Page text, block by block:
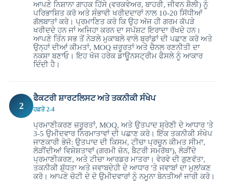
ਆਪਣੇ ਨਿਸ਼ਾਨਾ ਗਾਹਕ ਹਿੱਸੇ (ਵਰਕਵੇਅਰ, ਬਾਹਰੀ, ਜੀਵਨ ਸ਼ੈਲੀ) ਨੂੰ
ਪਰਿਭਾਸ਼ਿਤ ਕਰੋ ਅਤੇ ਸੰਭਾਵੀ ਖਰੀਦਦਾਰਾਂ ਨਾਲ 10-20 ਸਿੱਧੀਆਂ
ਗੱਲਬਾਤਾਂ ਕਰੋ। ਪ੍ਰਮਾਣਿਤ ਕਰੋ ਕਿ ਉਹ ਅੱਜ ਹੀ ਗਰਮ ਕੱਪੜੇ
ਖਰੀਦਦੇ ਹਨ ਜਾਂ ਅਜਿਹਾ ਕਰਨ ਦਾ ਸਪੱਸ਼ਟ ਇਰਾਦਾ ਰੱਖਦੇ ਹਨ।
ਆਪਣੇ ਤਿੰਨ ਸਭ ਤੋਂ ਨੇੜਲੇ ਮੁਕਾਬਲੇ ਵਾਲੇ ਬ੍ਰਾਂਡਾਂ ਦੀ ਪਛਾਣ ਕਰੋ ਅਤੇ
ਉਨ੍ਹਾਂ ਦੀਆਂ ਕੀਮਤਾਂ, MOQ ਜ਼ਰੂਰਤਾਂ ਅਤੇ ਚੈਨਲ ਰਣਨੀਤੀ ਦਾ
ਨਕਸ਼ਾ ਬਣਾਓ। ਇਹ ਖੋਜ ਹਰੇਕ ਡਾਊਨਸਟ੍ਰੀਮ ਫੈਸਲੇ ਨੂੰ ਆਕਾਰ
ਦਿੰਦੀ ਹੈ।
2
ਫੈਕਟਰੀ ਸ਼ਾਰਟਲਿਸਟ ਅਤੇ ਤਕਨੀਕੀ ਸੰਖੇਪ
ਹਫ਼ਤੇ 2-4
ਪ੍ਰਮਾਣੀਕਰਣ ਜ਼ਰੂਰਤਾਂ, MOQ, ਅਤੇ ਉਤਪਾਦ ਸ਼੍ਰੇਣੀ ਦੇ ਆਧਾਰ 'ਤੇ
3-5 ਉਮੀਦਵਾਰ ਨਿਰਮਾਤਾਵਾਂ ਦੀ ਪਛਾਣ ਕਰੋ। ਇੱਕ ਤਕਨੀਕੀ ਸੰਖੇਪ
ਜਾਣਕਾਰੀ ਭੇਜੋ: ਉਤਪਾਦ ਦੀ ਕਿਸਮ, ਟੀਚਾ ਪ੍ਰਚੂਨ ਕੀਮਤ ਸੀਮਾ,
ਲੋੜੀਂਦੀਆਂ ਵਿਸ਼ੇਸ਼ਤਾਵਾਂ (ਗਰਮੀ ਜ਼ੋਨ, ਬੈਟਰੀ ਸਮਰੱਥਾ), ਲੋੜੀਂਦੇ
ਪ੍ਰਮਾਣੀਕਰਣ, ਅਤੇ ਟੀਚਾ ਆਰਡਰ ਮਾਤਰਾ। ਵੇਰਵੇ ਦੀ ਗੁਣਵੱਤਾ,
ਤਕਨੀਕੀ ਸ਼ੁੱਧਤਾ ਅਤੇ ਜਵਾਬਦੇਹੀ ਦੇ ਆਧਾਰ 'ਤੇ ਜਵਾਬਾਂ ਦਾ ਮੁਲਾਂਕਣ
ਕਰੋ। ਆਪਣੇ ਚੋਟੀ ਦੇ ਦੋ ਉਮੀਦਵਾਰਾਂ ਨੂੰ ਨਮੂਨਾ ਬੇਨਤੀਆਂ ਜਾਰੀ ਕਰੋ।